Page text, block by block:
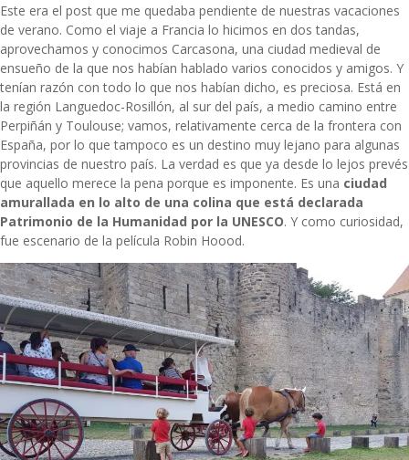
Este era el post que me quedaba pendiente de nuestras vacaciones
de verano. Como el viaje a Francia lo hicimos en dos tandas,
aprovechamos y conocimos Carcasona, una ciudad medieval de
ensueño de la que nos habían hablado varios conocidos y amigos. Y
tenían razón con todo lo que nos habían dicho, es preciosa. Está en
la región Languedoc-Rosillón, al sur del país, a medio camino entre
Perpiñán y Toulouse; vamos, relativamente cerca de la frontera con
España, por lo que tampoco es un destino muy lejano para algunas
provincias de nuestro país. La verdad es que ya desde lo lejos prevés
que aquello merece la pena porque es imponente. Es una ciudad
amurallada en lo alto de una colina que está declarada
Patrimonio de la Humanidad por la UNESCO. Y como curiosidad,
fue escenario de la película Robin Hoood.